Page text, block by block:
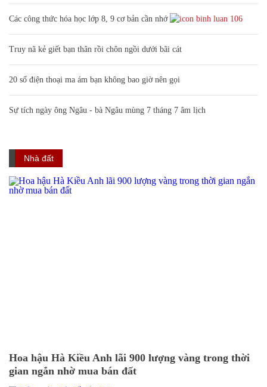
Các công thức hóa học lớp 8, 9 cơ bản cần nhớ 106
Truy nã kẻ giết bạn thân rồi chôn ngồi dưới bãi cát
20 số điện thoại ma ám bạn không bao giờ nên gọi
Sự tích ngày ông Ngâu - bà Ngâu mùng 7 tháng 7 âm lịch
Nhà đất
Hoa hậu Hà Kiều Anh lãi 900 lượng vàng trong thời
gian ngắn nhờ mua bán đất